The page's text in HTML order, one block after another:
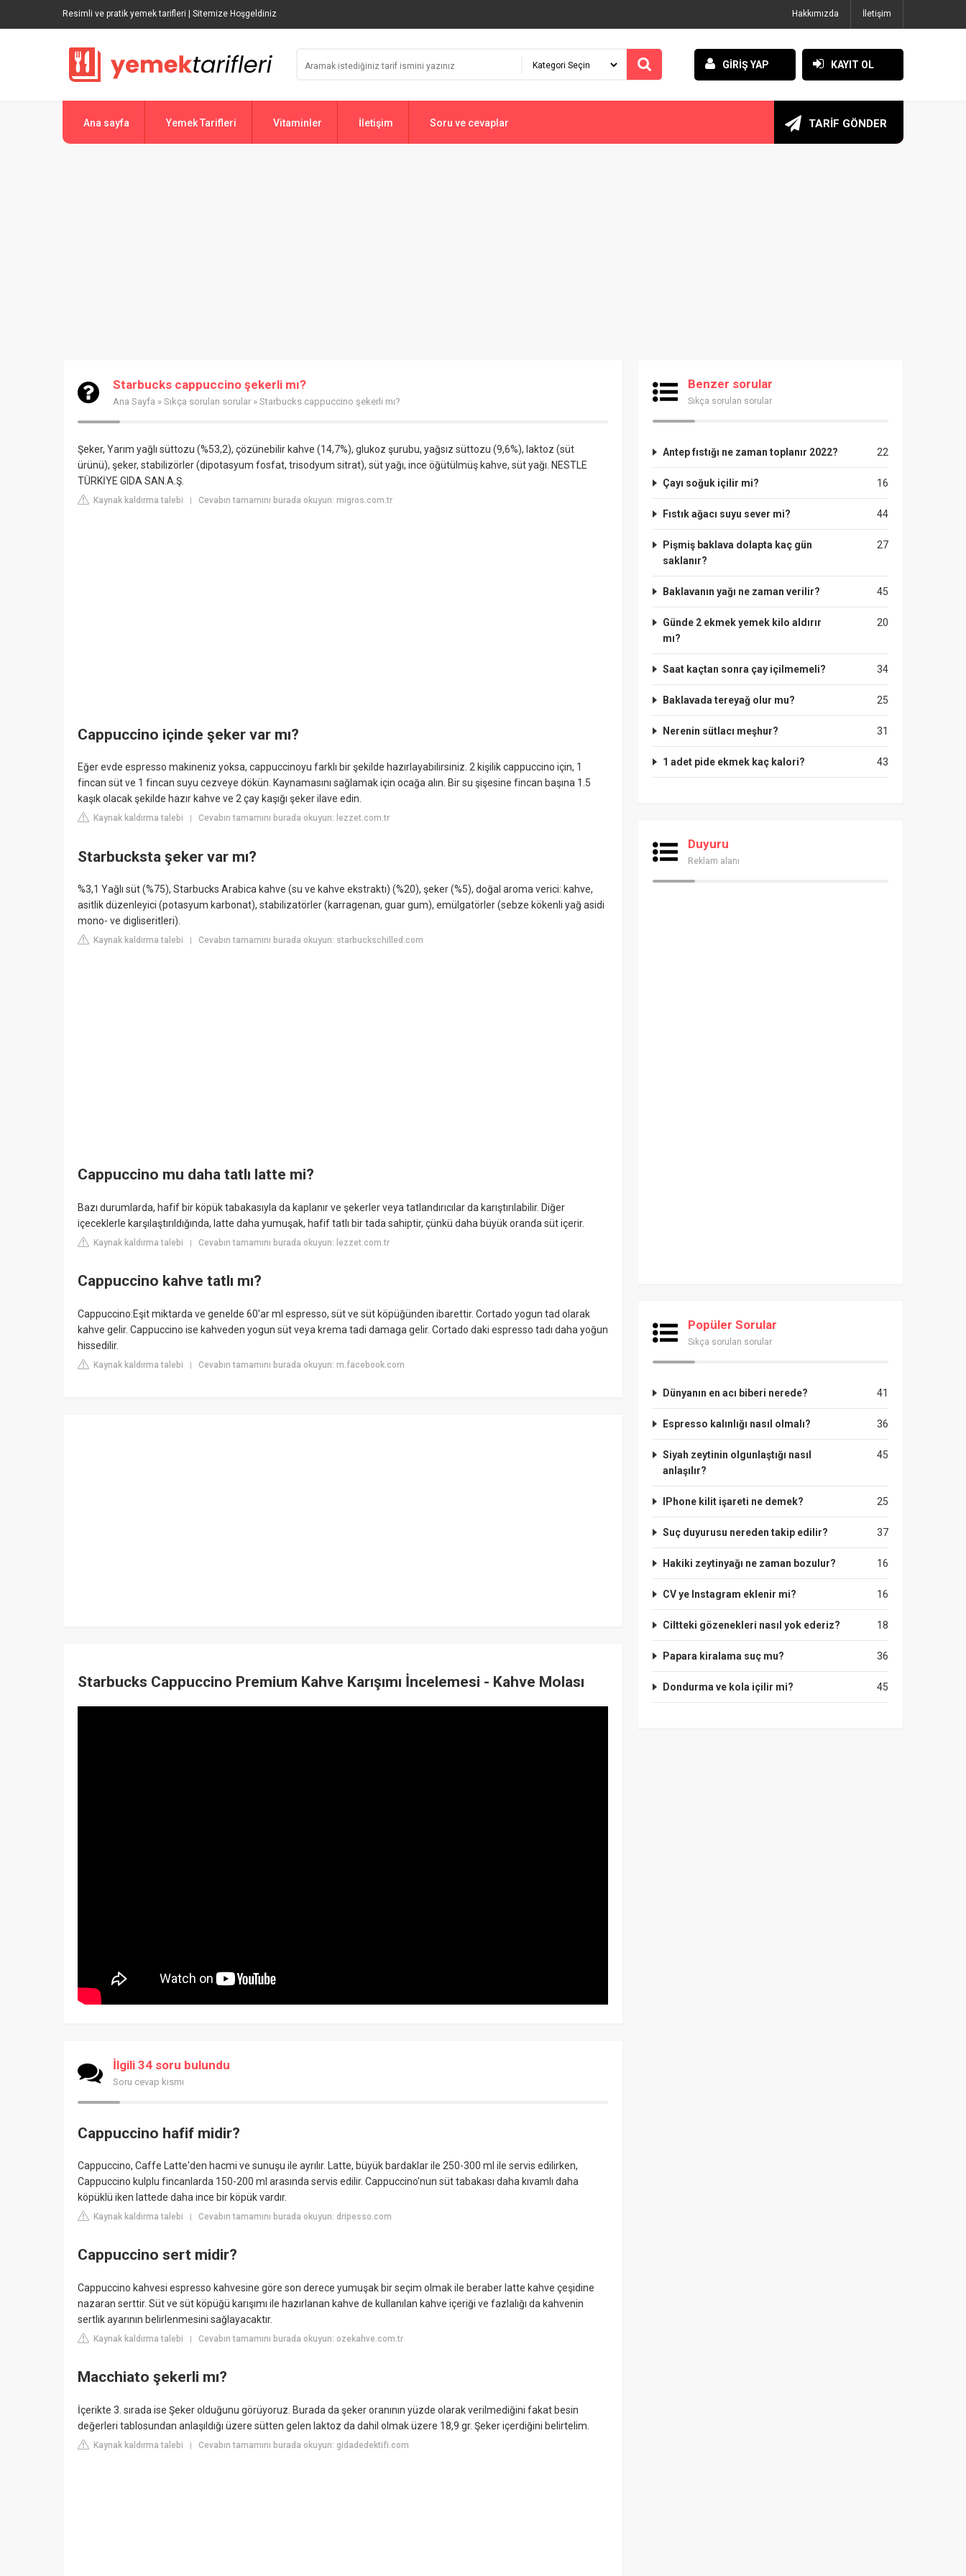
Resimli ve pratik yemek tarifleri | Sitemize Hoşgeldiniz Hakkımızda İletişim
GİRİŞ YAP KAYIT OL
Ana sayfa Yemek Tarifleri Vitaminler İletişim Soru ve cevaplar TARİF GÖNDER
Starbucks cappuccino şekerli mı?
Ana Sayfa » Sıkça sorulan sorular » Starbucks cappuccino şekerli mı?
Şeker, Yarım yağlı süttozu (%53,2), çözünebilir kahve (14,7%), glukoz şurubu, yağsız süttozu (9,6%), laktoz (süt
ürünü), şeker, stabilizörler (dipotasyum fosfat, trisodyum sitrat), süt yağı, ince öğütülmüş kahve, süt yağı. NESTLE
TÜRKİYE GIDA SAN.A.Ş.
Kaynak kaldırma talebi | Cevabın tamamını burada okuyun: migros.com.tr
Cappuccino içinde şeker var mı?
Eğer evde espresso makineniz yoksa, cappuccinoyu farklı bir şekilde hazırlayabilirsiniz. 2 kişilik cappuccino için, 1
fincan süt ve 1 fincan suyu cezveye dökün. Kaynamasını sağlamak için ocağa alın. Bir su şişesine fincan başına 1.5
kaşık olacak şekilde hazır kahve ve 2 çay kaşığı şeker ilave edin.
Kaynak kaldırma talebi Cevabın tamamını burada okuyun: lezzet.com.tr
Starbucksta şeker var mı?
%3,1 Yağlı süt (%75), Starbucks Arabica kahve (su ve kahve ekstraktı) (%20), şeker (%5), doğal aroma verici: kahve,
asitlik düzenleyici (potasyum karbonat), stabilizatörler (karragenan, guar gum), emülgatörler (sebze kökenli yağ asidi
mono- ve digliseritleri).
Kaynak kaldırma talebi Cevabın tamamını burada okuyun: starbuckschilled.com
Cappuccino mu daha tatlı latte mi?
Bazı durumlarda, hafif bir köpük tabakasıyla da kaplanır ve şekerler veya tatlandırıcılar da karıştırılabilir. Diğer
içeceklerle karşılaştırıldığında, latte daha yumuşak, hafif tatlı bir tada sahiptir, çünkü daha büyük oranda süt içerir.
Kaynak kaldırma talebi | Cevabın tamamını burada okuyun: lezzet.com.tr
Cappuccino kahve tatlı mı?
Cappuccino:Eşit miktarda ve genelde 60'ar ml espresso, süt ve süt köpüğünden ibarettir. Cortado yogun tad olarak
kahve gelir. Cappuccino ise kahveden yogun süt veya krema tadi damaga gelir. Cortado daki espresso tadı daha yoğun
hissedilir.
Kaynak kaldırma talebi | Cevabın tamamını burada okuyun: m.facebook.com
Starbucks Cappuccino Premium Kahve Karışımı İncelemesi - Kahve Molası
İlgili 34 soru bulundu
Soru cevap kısmı
Cappuccino hafif midir?
Cappuccino, Caffe Latte'den hacmi ve sunuşu ile ayrılır. Latte, büyük bardaklar ile 250-300 ml ile servis edilirken,
Cappuccino kulplu fincanlarda 150-200 ml arasında servis edilir. Cappuccino'nun süt tabakası daha kıvamlı daha
köpüklü iken lattede daha ince bir köpük vardır.
Kaynak kaldırma talebi | Cevabın tamamını burada okuyun: dripesso.com
Cappuccino sert midir?
Cappuccino kahvesi espresso kahvesine göre son derece yumuşak bir seçim olmak ile beraber latte kahve çeşidine
nazaran serttir. Süt ve süt köpüğü karışımı ile hazırlanan kahve de kullanılan kahve içeriği ve fazlalığı da kahvenin
sertlik ayarının belirlenmesini sağlayacaktır.
Kaynak kaldırma talebi | Cevabın tamamını burada okuyun: ozekahve.com.tr
Macchiato şekerli mı?
İçerikte 3. sırada ise Şeker olduğunu görüyoruz. Burada da şeker oranının yüzde olarak verilmediğini fakat besin
değerleri tablosundan anlaşıldığı üzere sütten gelen laktoz da dahil olmak üzere 18,9 gr. Şeker içerdiğini belirtelim.
Kaynak kaldırma talebi | Cevabın tamamını burada okuyun: gidadedektifi.com
Benzer sorular
Sıkça sorulan sorular
22
Antep fıstığı ne zaman toplanır 2022?
16
Çayı soğuk içilir mi?
44
Fıstık ağacı suyu sever mi?
27
Pişmiş baklava dolapta kaç gün
saklanır?
45
Baklavanın yağı ne zaman verilir?
20
Günde 2 ekmek yemek kilo aldırır
mı?
34
Saat kaçtan sonra çay içilmemeli?
25
Baklavada tereyağ olur mu?
31
Nerenin sütlacı meşhur?
43
1 adet pide ekmek kaç kalori?
Duyuru
Reklam alanı
Popüler Sorular
Sıkça sorulan sorular
41
Dünyanın en acı biberi nerede?
36
Espresso kalınlığı nasıl olmalı?
45
Siyah zeytinin olgunlaştığı nasıl
anlaşılır?
25
IPhone kilit işareti ne demek?
37
Suç duyurusu nereden takip edilir?
16
Hakiki zeytinyağı ne zaman bozulur?
16
CV ye Instagram eklenir mi?
18
Ciltteki gözenekleri nasıl yok ederiz?
36
Papara kiralama suç mu?
45
Dondurma ve kola içilir mi?